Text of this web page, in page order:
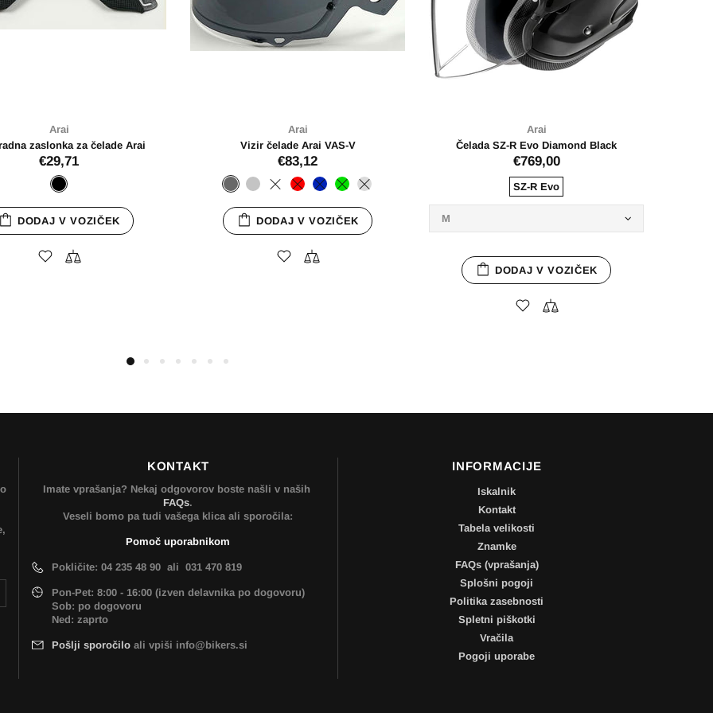
KONTAKT
Imate vprašanja? Nekaj odgovorov boste našli v naših
FAQs.
Veseli bomo pa tudi vašega klica ali sporočila:
Pomoč uporabnikom
Pokličite: 04 235 48 90 ali 031 470 819
Pon-Pet: 8:00 - 16:00 (izven delavnika po dogovoru)
Sob: po dogovoru
Ned: zaprto
Pošlji sporočiloali vpiši info@bikers.si
INFORMACIJE
Iskalnik
Kontakt
Tabela velikosti
Znamke
FAQs (vprašanja)
Splošni pogoji
Politika zasebnosti
Spletni piškotki
Vračila
Pogoji uporabe